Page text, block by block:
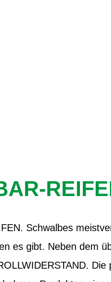
Schwalbes
es gibt. Neben dem